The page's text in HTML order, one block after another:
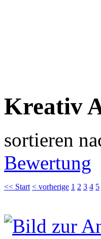
Kreativ
sortieren
Bewertung
<< Start < vorherige 1 2 3 4 5